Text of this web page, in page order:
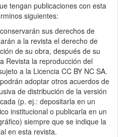
tengan publicaciones con esta
siguientes:
sus derechos de
a la revista el derecho de
de su obra, después de su
Revista la reproducción del
a la Licencia CC BY NC SA.
adoptar otros acuerdos de
de distribución de la versión
(p. ej.: depositarla en un
institucional o publicarla en un
siempre que se indique la
en esta revista.